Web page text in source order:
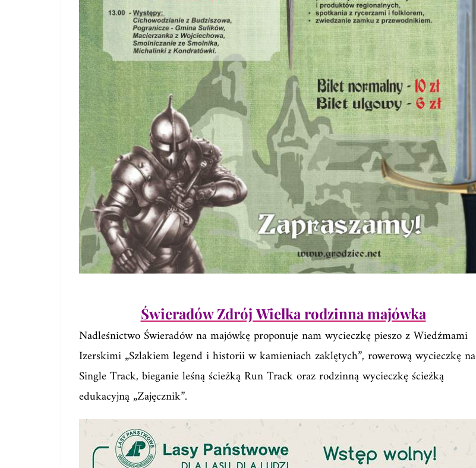
Świeradów Zdrój Wielka rodzinna majówka
Nadleśnictwo Świeradów na majówkę proponuje nam wycieczkę pieszo z Wiedźmami
Izerskimi „Szlakiem legend i historii w kamieniach zaklętych”, rowerową wycieczkę na
Single Track, bieganie leśną ścieżką Run Track oraz rodzinną wycieczkę ścieżką
edukacyjną „Zajęcznik”.